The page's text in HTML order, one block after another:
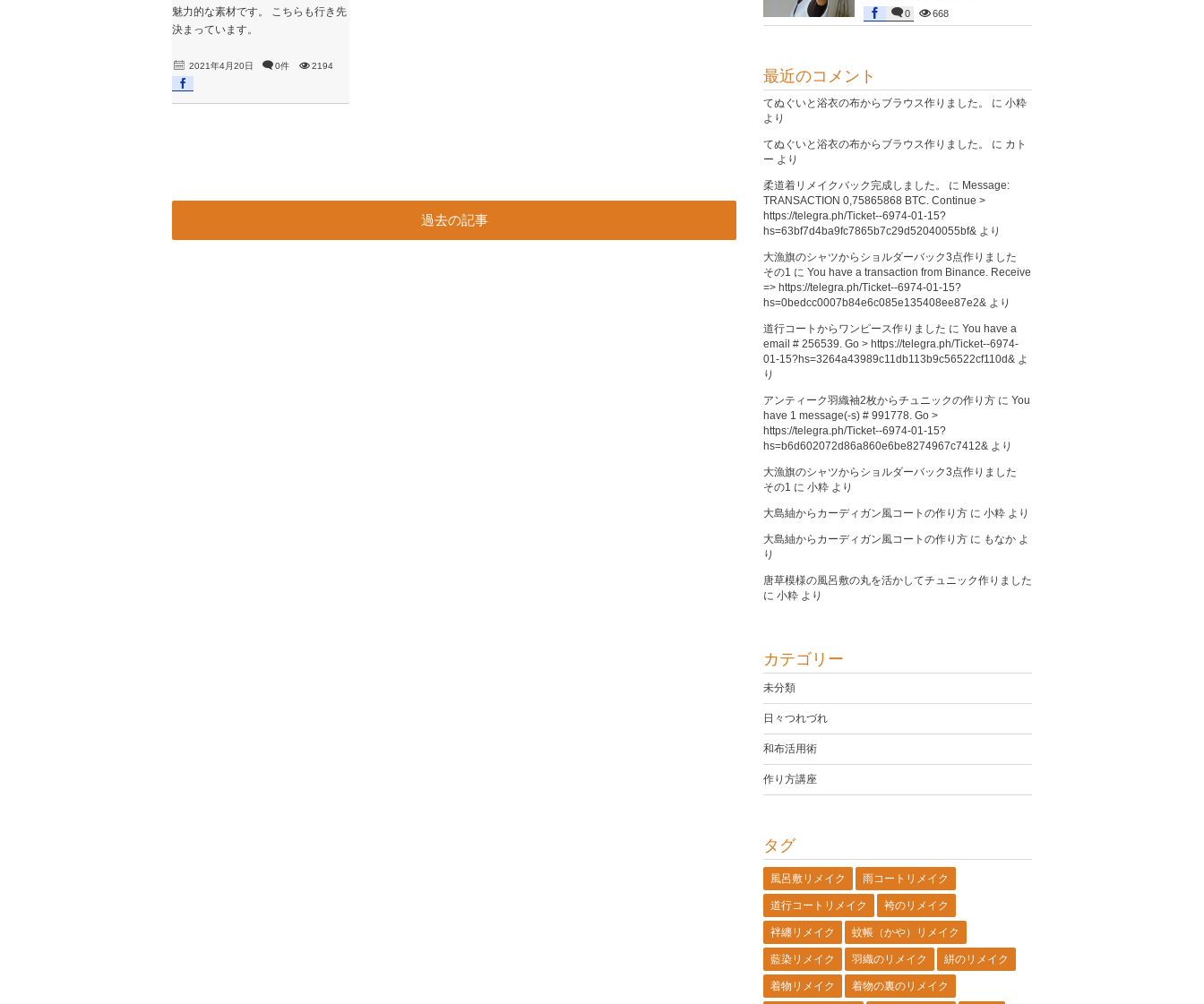
魅力的な素材です。 こちらも行き先
決まっています。
2021年4月20日 0件 2194
過去の記事
0 668
最近のコメント
てぬぐいと浴衣の布からブラウス作りました。 に 小粋
より
てぬぐいと浴衣の布からブラウス作りました。 に カト
ー より
柔道着リメイクバック完成しました。 に Message:
TRANSACTION 0,75865868 BTC. Continue >
https://telegra.ph/Ticket--6974-01-15?
hs=63bf7d4ba9fc7865b7c29d52040055bf& より
大漁旗のシャツからショルダーバック3点作りました
その1 に You have a transaction from Binance. Receive
=> https://telegra.ph/Ticket--6974-01-15?
hs=0bedcc0007b84e6c085e135408ee87e2& より
道行コートからワンピース作りました に You have a
email # 256539. Go > https://telegra.ph/Ticket--6974-
01-15?hs=3264a43989c11db113b9c56522cf110d& よ
り
アンティーク羽織袖2枚からチュニックの作り方 に You
have 1 message(-s) # 991778. Go >
https://telegra.ph/Ticket--6974-01-15?
hs=b6d602072d86a860e6be8274967c7412& より
大漁旗のシャツからショルダーバック3点作りました
その1 に 小粋 より
大島紬からカーディガン風コートの作り方 に 小粋 より
大島紬からカーディガン風コートの作り方 に もなか よ
り
唐草模様の風呂敷の丸を活かしてチュニック作りました
に 小粋 より
カテゴリー
未分類
日々つれづれ
和布活用術
作り方講座
タグ
風呂敷リメイク 雨コートリメイク
道行コートリメイク 袴のリメイク
袢纏リメイク 蚊帳（かや）リメイク
藍染リメイク 羽織のリメイク 絣のリメイク
着物リメイク 着物の裏のリメイク